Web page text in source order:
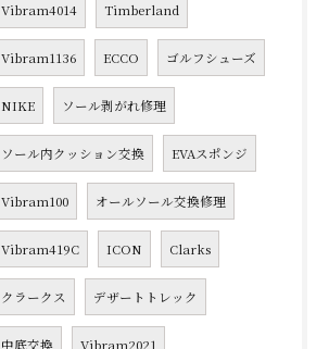
Vibram4014 Timberland
Vibram1136 ECCO ゴルフシューズ
NIKE ソール剥がれ修理
ソール内クッション交換 EVAスポンジ
Vibram100 オールソール交換修理
Vibram419C ICON Clarks
クラークス デザートトレック
中底交換 Vibram2021